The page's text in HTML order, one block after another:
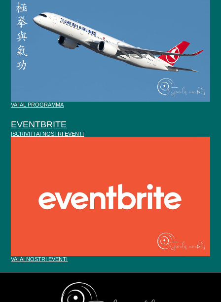
VAI AL PROGRAMMA
EVENTBRITE
ISCRIVITI AI NOSTRI EVENTI
VAI AI NOSTRI EVENTI